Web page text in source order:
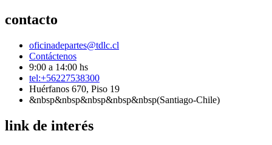
contacto
oficinadepartes@tdlc.cl
Contáctenos
9:00 a 14:00 hs
tel:+56227538300
Huérfanos 670, Piso 19
&nbsp&nbsp&nbsp&nbsp&nbsp(Santiago-Chile)
link de interés